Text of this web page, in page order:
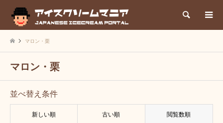
検索
マロン・栗
マロン・栗
並べ替え条件
新しい順 古い順 閲覧数順